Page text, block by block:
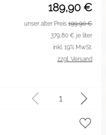
189,90 €
unser alter Preis 199,90 €
379,80 € je liter
inkl. 19% MwSt.
zzgl. Versand